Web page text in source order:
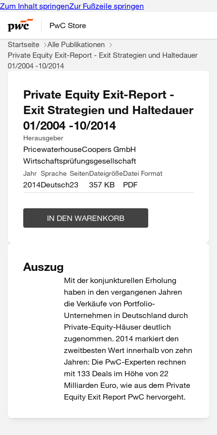
Zum Inhalt springenZur Fußzeile springen
PwC Store
Startseite
Alle Publikationen
Private Equity Exit-Report - Exit Strategien und Haltedauer
01/2004 -10/2014
Private Equity Exit-Report -
Exit Strategien und Haltedauer
01/2004 -10/2014
Herausgeber
PricewaterhouseCoopers GmbH
Wirtschaftsprüfungsgesellschaft
Jahr
2014
Sprache
Deutsch
Seiten
23
Dateigröße
357 KB
Datei Format
PDF
IN DEN WARENKORB
Auszug
Mit der konjunkturellen Erholung
haben in den vergangenen Jahren
die Verkäufe von Portfolio-
Unternehmen in Deutschland durch
Private-Equity-Häuser deutlich
zugenommen. 2014 markiert den
zweitbesten Wert innerhalb von zehn
Jahren: Die PwC-Experten rechnen
mit 133 Deals im Höhe von 22
Milliarden Euro, wie aus dem Private
Equity Exit Report PwC hervorgeht.